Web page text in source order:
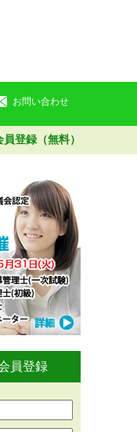
お問い合わせ
登録（無料）
員登録